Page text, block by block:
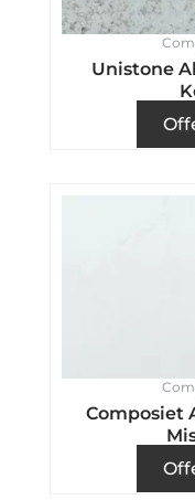
Unistone
Composiet